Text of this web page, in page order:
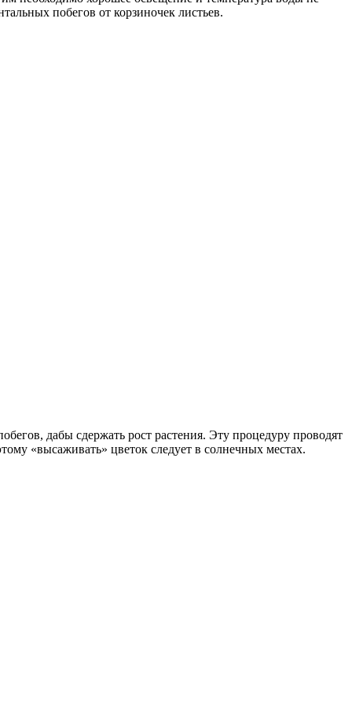
побегов от корзиночек листьев.
дабы сдержать рост растения. Эту процедуру проводят
«высаживать» цветок следует в солнечных местах.